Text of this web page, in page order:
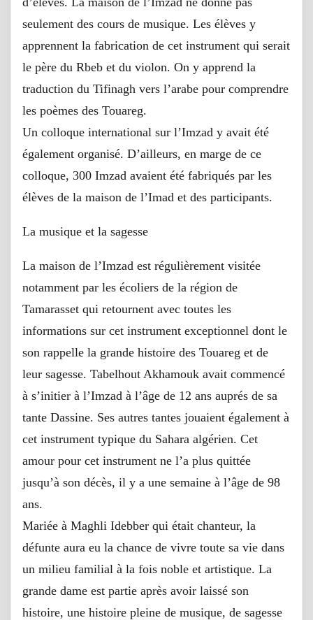
seulement des cours de musique. Les élèves y
apprennent la fabrication de cet instrument qui serait
le père du Rbeb et du violon. On y apprend la
traduction du Tifinagh vers l’arabe pour comprendre
les poèmes des Touareg.
Un colloque international sur l’Imzad y avait été
également organisé. D’ailleurs, en marge de ce
colloque, 300 Imzad avaient été fabriqués par les
élèves de la maison de l’Imad et des participants.
La musique et la sagesse
La maison de l’Imzad est régulièrement visitée
notamment par les écoliers de la région de
Tamarasset qui retournent avec toutes les
informations sur cet instrument exceptionnel dont le
son rappelle la grande histoire des Touareg et de
leur sagesse. Tabelhout Akhamouk avait commencé
à s’initier à l’Imzad à l’âge de 12 ans auprés de sa
tante Dassine. Ses autres tantes jouaient également à
cet instrument typique du Sahara algérien. Cet
amour pour cet instrument ne l’a plus quittée
jusqu’à son décès, il y a une semaine à l’âge de 98
ans.
Mariée à Maghli Idebber qui était chanteur, la
défunte aura eu la chance de vivre toute sa vie dans
un milieu familial à la fois noble et artistique. La
grande dame est partie après avoir laissé son
histoire, une histoire pleine de musique, de sagesse